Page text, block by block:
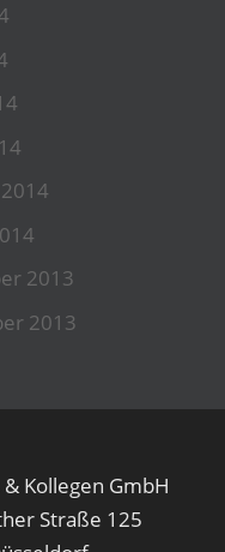
2013
2013
Kollegen GmbH
Straße 125